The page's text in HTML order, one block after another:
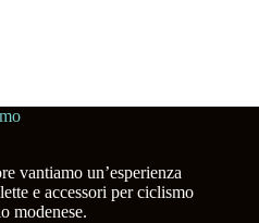
vantiamo un’esperienza
e accessori per ciclismo
modenese.